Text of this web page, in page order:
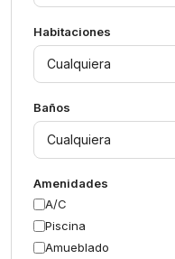
Habitaciones
Cualquiera
Baños
Cualquiera
Amenidades
A/C
Piscina
Amueblado